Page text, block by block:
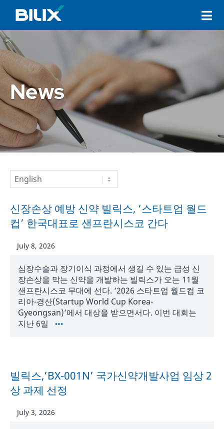
Navigation
News
신장손상 예방 신약 빌릭스, ‘스타트업 월드
컵’ 한국대표로 샌프란시스코 간다
July 8, 2026
심장수술과 장기이식 과정에서 생길 수 있는 급성 신
장손상을 막는 신약을 개발하는 빌릭스가 오는 11월
샌프란시스코 무대에 선다. ‘2026 스타트업 월드컵 코
리아-경산(Startup World Cup Korea-
Gyeongsan)’에서 대상을 받으면서다. 이번 대회는
지난 6일
빌릭스,’BX-001N’ 국가신약개발사업 임상 2
상 과제 선정
July 3, 2026